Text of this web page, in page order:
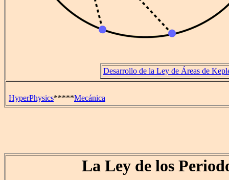
Desarrollo de la Ley de Áreas de
HyperPhysics*****Mecánica
La Ley de los